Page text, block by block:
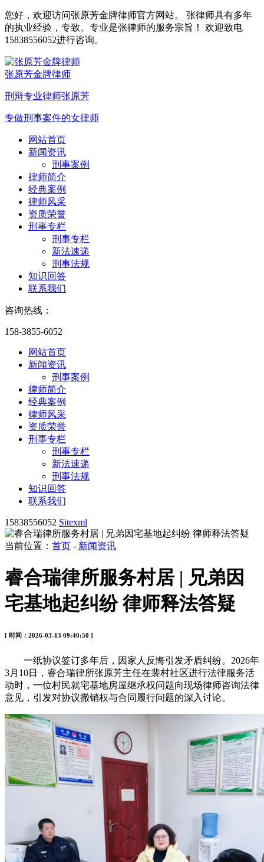
您好，欢迎访问张原芳金牌律师官方网站。 张律师具有多年
的执业经验，专致、专业是张律师的服务宗旨！ 欢迎致电
15838556052进行咨询。
张原芳金牌律师
刑辩专业律师张原芳
专做刑事案件的女律师
网站首页
新闻资讯
刑事案例
律师简介
经典案例
律师风采
资质荣誉
刑事专栏
刑事专栏
新法速递
刑事法规
知识回答
联系我们
咨询热线：
158-3855-6052
网站首页
新闻资讯
刑事案例
律师简介
经典案例
律师风采
资质荣誉
刑事专栏
刑事专栏
新法速递
刑事法规
知识回答
联系我们
15838556052 Sitexml
当前位置： 首页 - 新闻资讯
睿合瑞律所服务村居 | 兄弟因
宅基地起纠纷 律师释法答疑
[ 时间：2026-03-13 09:40:50 ]
一纸协议签订多年后，因家人反悔引发矛盾纠纷。2026年
3月10日，睿合瑞律所张原芳主任在裴村社区进行法律服务活
动时，一位村民就宅基地房屋继承权问题向现场律师咨询法律
意见，引发对协议撤销权与合同履行问题的深入讨论。